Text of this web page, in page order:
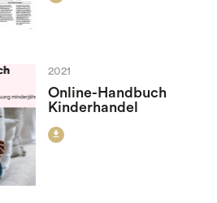
2021
Online-Handbuch
Kinderhandel
